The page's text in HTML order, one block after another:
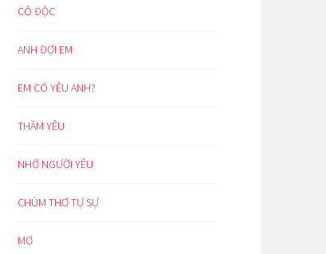
CÔ ĐỘC
ANH ĐỢI EM
EM CÓ YÊU ANH?
THẦM YÊU
NHỚ NGƯỜI YÊU
CHÙM THƠ TỰ SỰ
MƠ